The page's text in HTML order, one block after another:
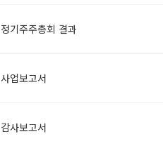
정기주주총회 결과
사업보고서
감사보고서